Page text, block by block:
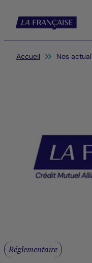
Vous êtes ici:
Accueil Nos
Réglementaire